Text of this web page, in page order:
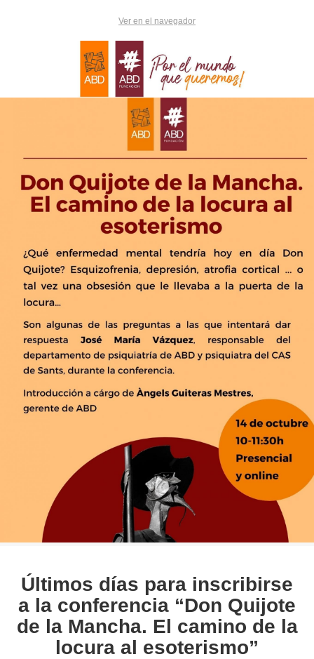
Ver en el navegador
Últimos días para inscribirse
a la conferencia “Don Quijote
de la Mancha. El camino de la
locura al esoterismo”